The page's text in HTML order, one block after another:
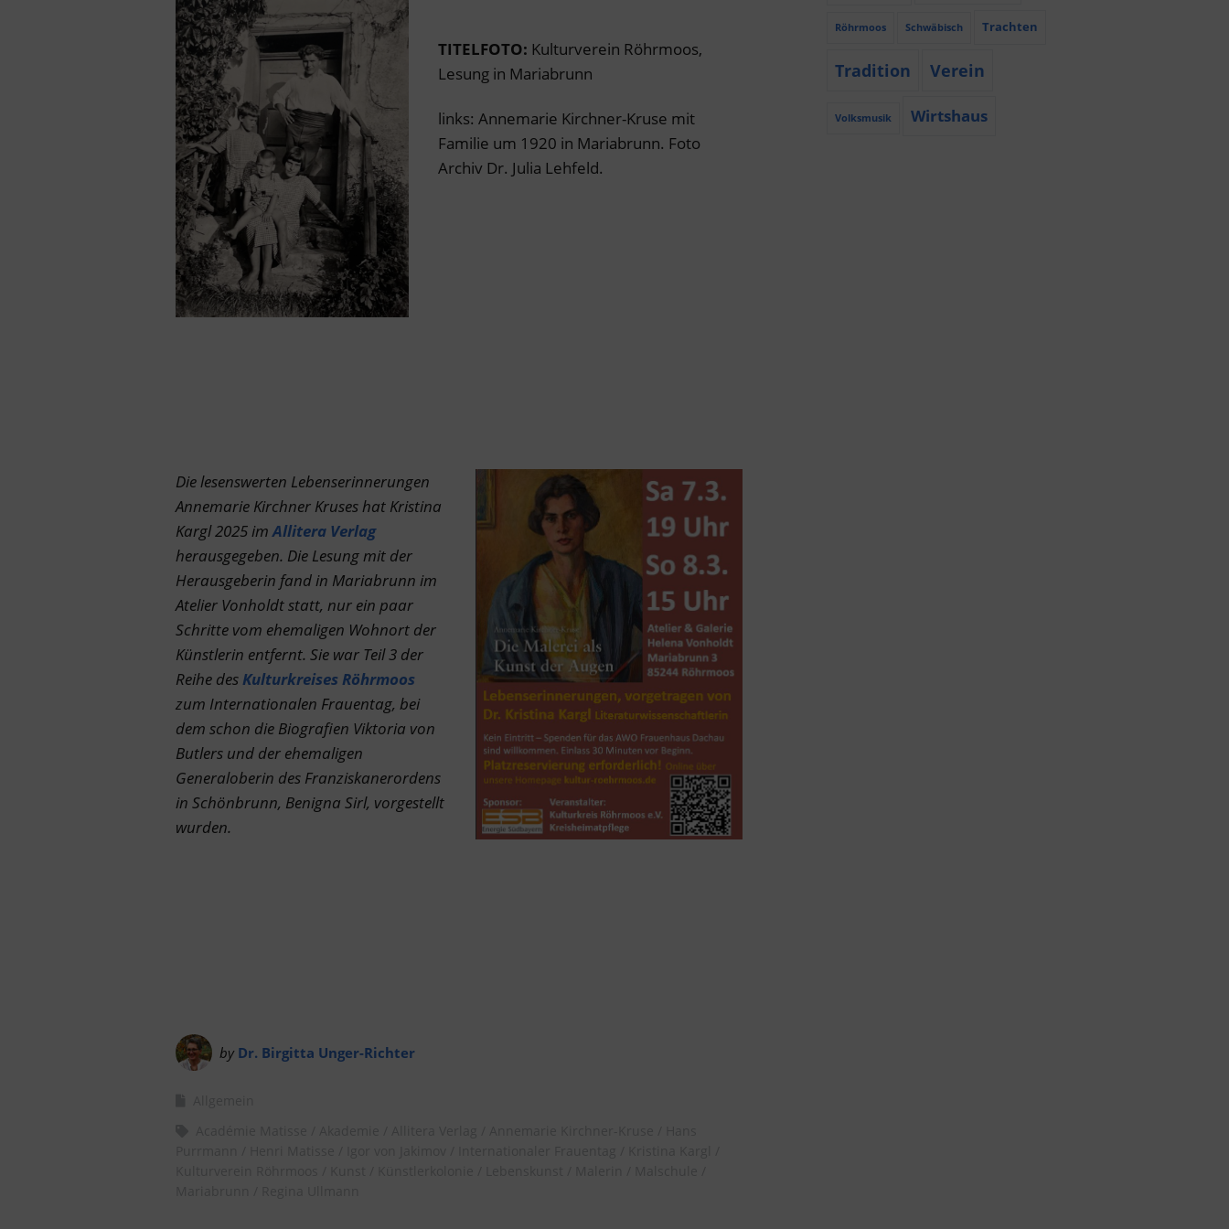
TITELFOTO: Kulturverein Röhrmoos,
Lesung in Mariabrunn
links: Annemarie Kirchner-Kruse mit
Familie um 1920 in Mariabrunn. Foto
Archiv Dr. Julia Lehfeld.
Die lesenswerten Lebenserinnerungen
Annemarie Kirchner Kruses hat Kristina
Kargl 2025 im Allitera Verlag
herausgegeben. Die Lesung mit der
Herausgeberin fand in Mariabrunn im
Atelier Vonholdt statt, nur ein paar
Schritte vom ehemaligen Wohnort der
Künstlerin entfernt. Sie war Teil 3 der
Reihe des Kulturkreises Röhrmoos
zum Internationalen Frauentag, bei
dem schon die Biografien Viktoria von
Butlers und der ehemaligen
Generaloberin des Franziskanerordens
in Schönbrunn, Benigna Sirl, vorgestellt
wurden.
by Dr. Birgitta Unger-Richter
Röhrmoos Schwäbisch Trachten
Tradition Verein
Volksmusik Wirtshaus